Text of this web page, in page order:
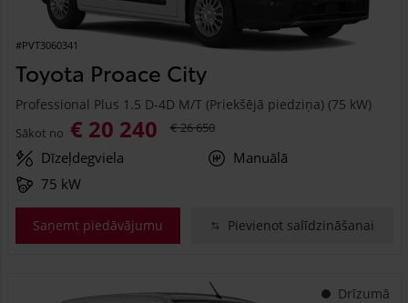
#PVT3060341
Toyota Proace City
Professional Plus 1.5 D-4D M/T (Priekšējā piedziņa) (75 kW)
Sākot no € 20 240 € 26 650
Dīzeļdegviela
Manuālā
75 kW
Saņemt piedāvājumu Pievienot salīdzināšanai
Drīzumā